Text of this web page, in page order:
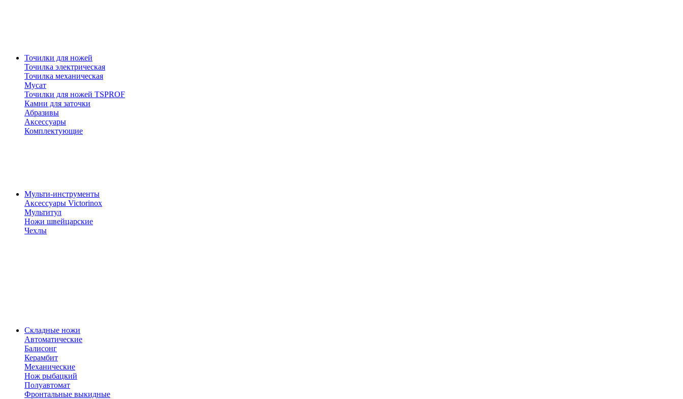
Точилки для ножей
Точилка электрическая
Точилка механическая
Мусат
Точилки для ножей TSPROF
Камни для заточки
Абразивы
Аксессуары
Комплектующие
Мульти-инструменты
Аксессуары Victorinox
Мультитул
Ножи швейцарские
Чехлы
Складные ножи
Автоматические
Балисонг
Керамбит
Механические
Нож рыбацкий
Полуавтомат
Фронтальные выкидные